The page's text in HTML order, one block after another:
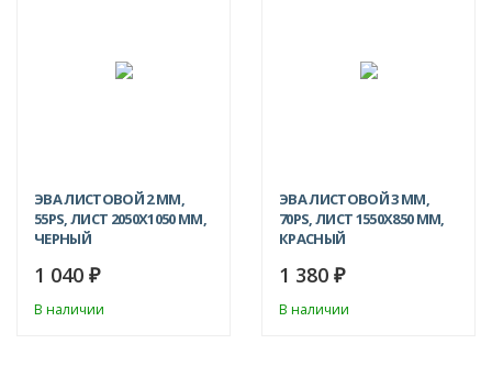
ЭВА ЛИСТОВОЙ 2 ММ,
55PS, ЛИСТ 2050Х1050 ММ,
ЧЕРНЫЙ
1 040 ₽
В наличии
ЭВА ЛИСТОВОЙ 3 ММ,
70PS, ЛИСТ 1550Х850 ММ,
КРАСНЫЙ
1 380 ₽
В наличии